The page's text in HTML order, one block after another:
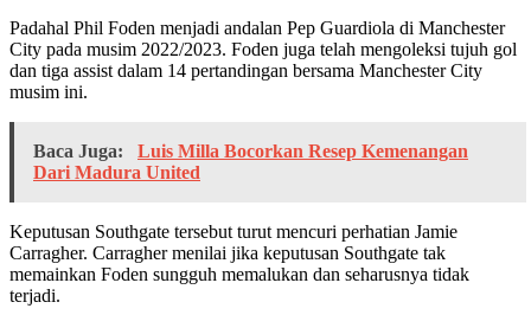
Padahal Phil Foden menjadi andalan Pep Guardiola di Manchester
City pada musim 2022/2023. Foden juga telah mengoleksi tujuh gol
dan tiga assist dalam 14 pertandingan bersama Manchester City
musim ini.
Baca Juga:
Luis Milla Bocorkan Resep Kemenangan
Dari Madura United
Keputusan Southgate tersebut turut mencuri perhatian Jamie
Carragher. Carragher menilai jika keputusan Southgate tak
memainkan Foden sungguh memalukan dan seharusnya tidak
terjadi.